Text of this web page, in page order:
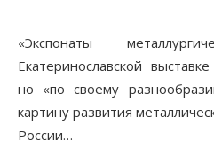
«Экспонаты
Екатеринославской
но «по своему
картину развития
России…